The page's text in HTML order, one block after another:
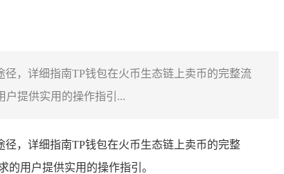
，详细指南TP钱包在火币生态链上卖币的完整流
户提供实用的操作指引...
，详细指南TP钱包在火币生态链上卖币的完整
用户提供实用的操作指引。